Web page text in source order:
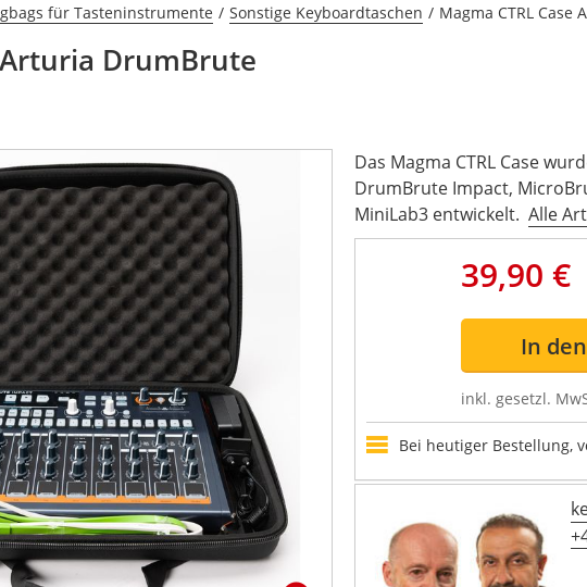
für Tasteninstrumente / Sonstige Keyboardtaschen / Magma CTRL
Arturia DrumBrute
Das Magma CTRL Case
DrumBrute Impact,
MiniLab3 entwickelt. Alle
39,90 €
In
inkl. gesetzl.
Bei heutiger Bestellung,